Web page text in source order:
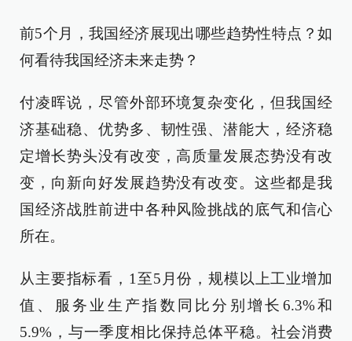
前5个月，我国经济展现出哪些趋势性特点？如
何看待我国经济未来走势？
付凌晖说，尽管外部环境复杂变化，但我国经
济基础稳、优势多、韧性强、潜能大，经济稳
定增长势头没有改变，高质量发展态势没有改
变，向新向好发展趋势没有改变。这些都是我
国经济战胜前进中各种风险挑战的底气和信心
所在。
从主要指标看，1至5月份，规模以上工业增加
值、服务业生产指数同比分别增长6.3%和
5.9%，与一季度相比保持总体平稳。社会消费